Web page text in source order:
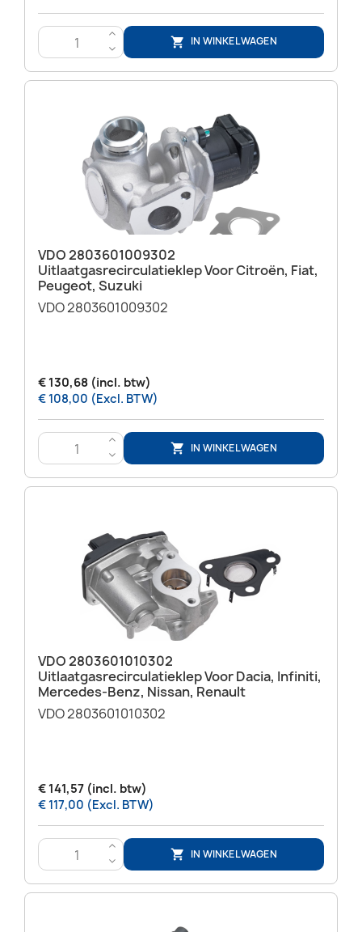
>
<
 IN WINKELWAGEN
VDO 2803601009302
Uitlaatgasrecirculatieklep Voor Citroën, Fiat,
Peugeot, Suzuki
VDO 2803601009302
€ 130,68 (incl. btw)
€ 108,00 (Excl. BTW)
>
<
 IN WINKELWAGEN
VDO 2803601010302
Uitlaatgasrecirculatieklep Voor Dacia, Infiniti,
Mercedes-Benz, Nissan, Renault
VDO 2803601010302
€ 141,57 (incl. btw)
€ 117,00 (Excl. BTW)
>
<
 IN WINKELWAGEN